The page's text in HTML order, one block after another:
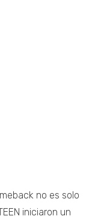
no es solo
iniciaron un